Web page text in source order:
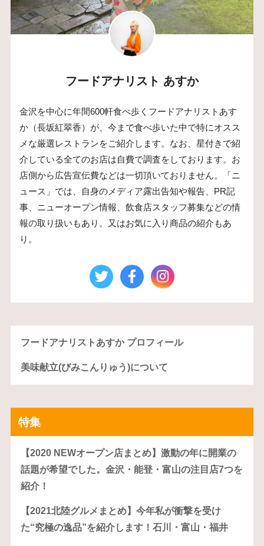
フードアナリスト あすか
金沢を中心に年間600軒食べ歩くフードアナリストあす
か（長坂紅翠香）が、今まで食べ歩いた中で特にオスス
メな厳選レストランをご紹介します。なお、星付きで紹
介している全てのお店は自費で調査をしております。お
店側から広告宣伝費などは一切頂いておりません。「ニ
ュース」では、自身のメディア露出告知や報告、PR記
事、ニューオープン情報、飲食店スタッフ募集などの情
報の取り扱いもあり。又はお気に入り商品の紹介もあ
り。
フードアナリストあすか プロフィール
美味献立(びみこんりゅう)について
特集
【2020 NEWオープン店まとめ】激動の年に開業の
話題が希望でした。金沢・能登・富山の注目店7つを
紹介！
【2021北陸グルメまとめ】今年私が衝撃を受け
た“究極の逸品”を紹介します！石川・富山・福井